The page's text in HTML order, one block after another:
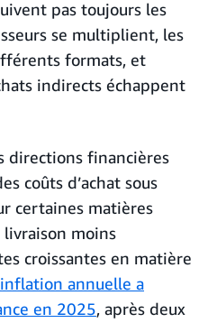
pas toujours les
se multiplient, les
formats, et
indirects échappent
directions financières
coûts d’achat sous
certaines matières
livraison moins
croissantes en matière
annuelle a
en 2025, après deux